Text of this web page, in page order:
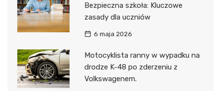
Bezpieczna szkoła: Kluczowe
zasady dla uczniów
6 maja 2026
Motocyklista ranny w wypadku na
drodze K-48 po zderzeniu z
Volkswagenem.